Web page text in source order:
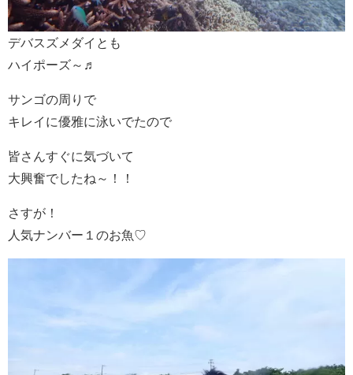
デバスズメダイとも
ハイポーズ～♬
サンゴの周りで
キレイに優雅に泳いでたので
皆さんすぐに気づいて
大興奮でしたね～！！
さすが！
人気ナンバー１のお魚♡